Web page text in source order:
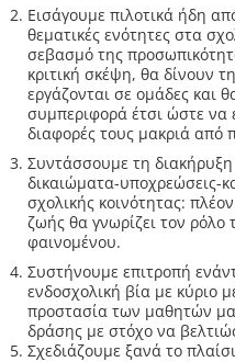
Εισάγουμε πιλοτικά ήδη
θεματικές ενότητες στα
σεβασμό της
κριτική σκέψη, θα δίνουν
εργάζονται σε ομάδες και
συμπεριφορά έτσι ώστε να
διαφορές τους μακριά από
Συντάσσουμε τη
δικαιώματα-υποχρεώσεις-
σχολικής κοινότητας:
ζωής θα γνωρίζει τον
φαινομένου.
Συστήνουμε επιτροπή
ενδοσχολική βία με κύριο
προστασία των μαθητών
δράσης με στόχο να
Σχεδιάζουμε ξανά το